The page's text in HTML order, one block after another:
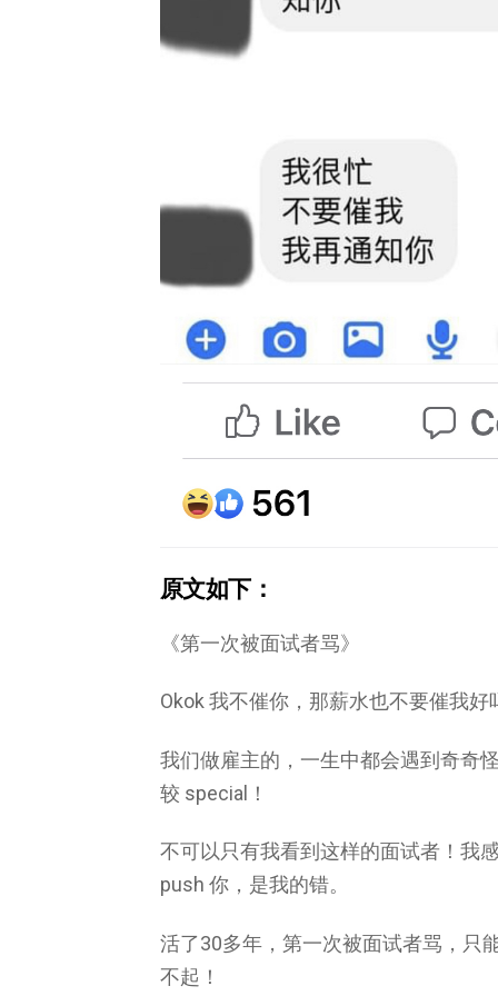
原文如下：
《第一次被面试者骂》
Okok 我不催你，那薪水也不要催我好
我们做雇主的，一生中都会遇到奇奇
较 special！
不可以只有我看到这样的面试者！我
push 你，是我的错。
活了30多年，第一次被面试者骂，只
不起！